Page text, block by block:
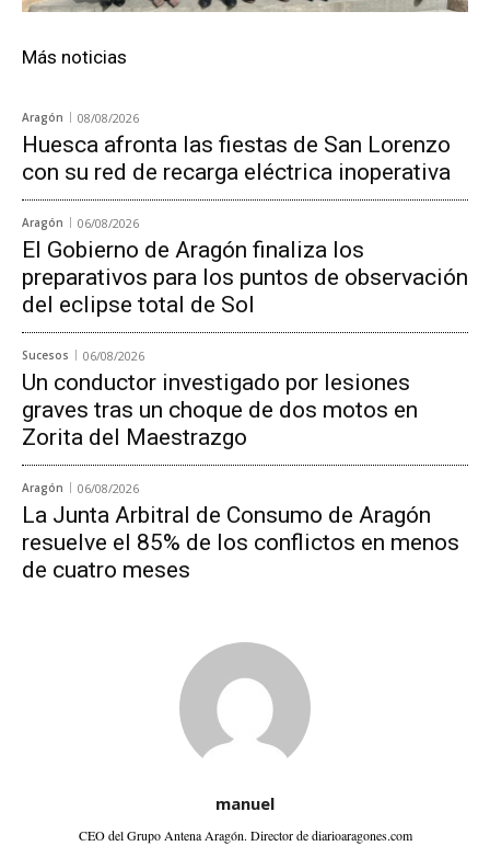
Más noticias
Aragón 08/08/2026
Huesca afronta las fiestas de San Lorenzo
con su red de recarga eléctrica inoperativa
Aragón 06/08/2026
El Gobierno de Aragón finaliza los
preparativos para los puntos de observación
del eclipse total de Sol
Sucesos 06/08/2026
Un conductor investigado por lesiones
graves tras un choque de dos motos en
Zorita del Maestrazgo
Aragón 06/08/2026
La Junta Arbitral de Consumo de Aragón
resuelve el 85% de los conflictos en menos
de cuatro meses
manuel
CEO del Grupo Antena Aragón. Director de diarioaragones.com